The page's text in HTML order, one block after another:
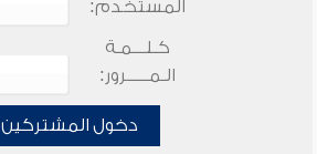
المستخدم:
كـلـــمـة
الـمـــــرور:
دخول المشتركين